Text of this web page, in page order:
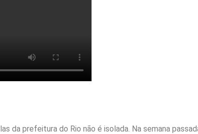
da prefeitura do Rio não é isolada. Na semana